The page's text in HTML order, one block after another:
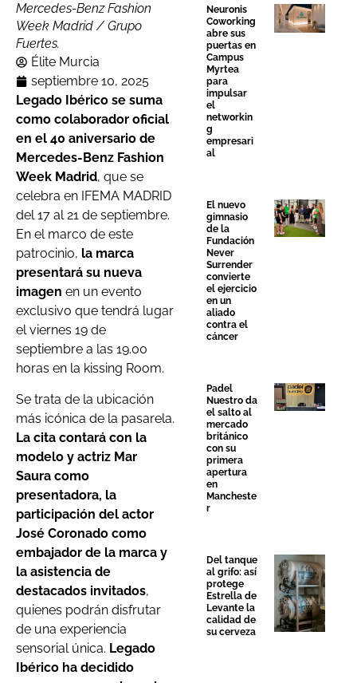
Mercedes-Benz Fashion
Week Madrid / Grupo
Fuertes.
Élite Murcia
septiembre 10, 2025
Legado Ibérico se suma
como colaborador oficial
en el 40 aniversario de
Mercedes-Benz Fashion
Week Madrid, que se
celebra en IFEMA MADRID
del 17 al 21 de septiembre.
En el marco de este
patrocinio, la marca
presentará su nueva
imagen en un evento
exclusivo que tendrá lugar
el viernes 19 de
septiembre a las 19.00
horas en la kissing Room.
Se trata de la ubicación
más icónica de la pasarela.
La cita contará con la
modelo y actriz Mar
Saura como
presentadora, la
participación del actor
José Coronado como
embajador de la marca y
la asistencia de
destacados invitados,
quienes podrán disfrutar
de una experiencia
sensorial única. Legado
Ibérico ha decidido
Neuronis
Coworking
abre sus
puertas en
Campus
Myrtea
para
impulsar
el
networkin
g
empresari
al
El nuevo
gimnasio
de la
Fundación
Never
Surrender
convierte
el ejercicio
en un
aliado
contra el
cáncer
Padel
Nuestro da
el salto al
mercado
británico
con su
primera
apertura
en
Mancheste
r
Del tanque
al grifo: así
protege
Estrella de
Levante la
calidad de
su cerveza